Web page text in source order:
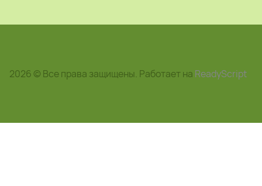
2026 © Все права защищены. Работает на ReadyScript